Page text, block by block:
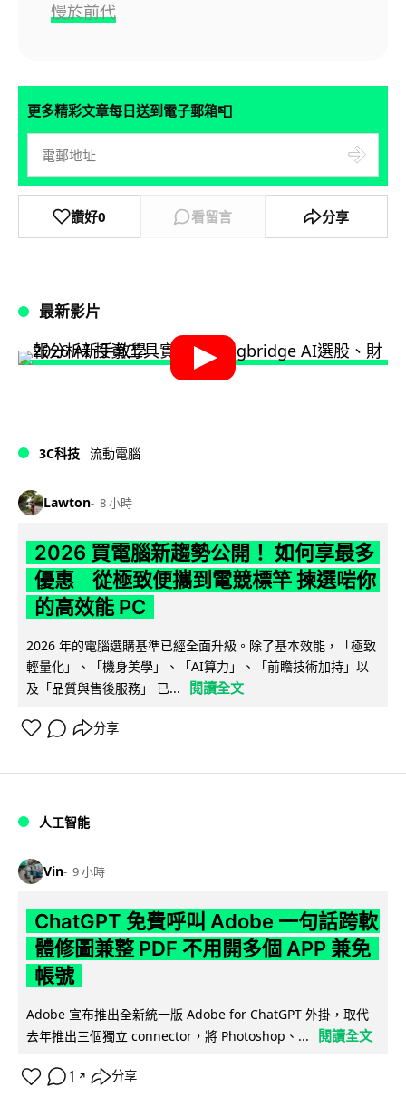
慢於前代
更多精彩文章每日送到電子郵箱📮
讚好0 看留言 分享
最新影片
3C科技 流動電腦
Lawton 8 小時
2026 買電腦新趨勢公開！ 如何享最多
優惠 從極致便攜到電競標竿 揀選啱你
的高效能 PC
2026 年的電腦選購基準已經全面升級。除了基本效能，「極致
輕量化」、「機身美學」、「AI算力」、「前瞻技術加持」以
及「品質與售後服務」 已...
閱讀全文
分享
人工智能
Vin 9 小時
ChatGPT 免費呼叫 Adobe 一句話跨軟
體修圖兼整 PDF 不用開多個 APP 兼免
帳號
Adobe 宣布推出全新統一版 Adobe for ChatGPT 外掛，取代
去年推出三個獨立 connector，將 Photoshop、...
閱讀全文
1 ↗ 分享